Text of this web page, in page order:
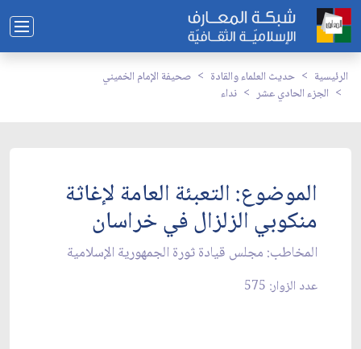
الرئيسية حديث العلماء والقادة
صحيفة الإمام الخميني
الجزء الحادي عشر
نداء
الموضوع: التعبئة العامة لإغاثة
منكوبي الزلزال في خراسان‏
المخاطب: مجلس قيادة ثورة الجمهورية الإسلامية
عدد الزوار: 575